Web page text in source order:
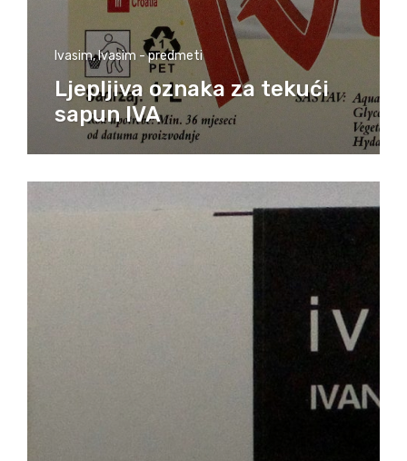
Ivasim,Ivasim - predmeti
Ljepljiva oznaka za tekući
sapun IVA